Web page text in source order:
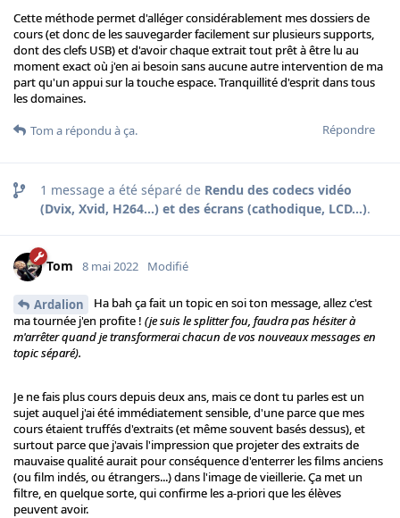
Cette méthode permet d'alléger considérablement mes dossiers de
cours (et donc de les sauvegarder facilement sur plusieurs supports,
dont des clefs USB) et d'avoir chaque extrait tout prêt à être lu au
moment exact où j'en ai besoin sans aucune autre intervention de ma
part qu'un appui sur la touche espace. Tranquillité d'esprit dans tous
les domaines.
Répondre
Tom a répondu à ça.
1 message a été séparé de Rendu des codecs vidéo
(Dvix, Xvid, H264...) et des écrans (cathodique, LCD...).
Tom 8 mai 2022 Modifié
Ardalion
Ha bah ça fait un topic en soi ton message, allez c'est
ma tournée j'en profite ! (je suis le splitter fou, faudra pas hésiter à
m'arrêter quand je transformerai chacun de vos nouveaux messages en
topic séparé).
Je ne fais plus cours depuis deux ans, mais ce dont tu parles est un
sujet auquel j'ai été immédiatement sensible, d'une parce que mes
cours étaient truffés d'extraits (et même souvent basés dessus), et
surtout parce que j'avais l'impression que projeter des extraits de
mauvaise qualité aurait pour conséquence d'enterrer les films anciens
(ou film indés, ou étrangers...) dans l'image de vieillerie. Ça met un
filtre, en quelque sorte, qui confirme les a-priori que les élèves
peuvent avoir.